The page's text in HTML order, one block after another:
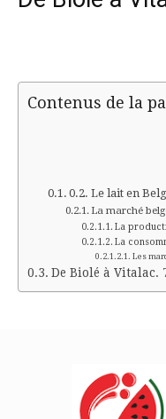
Contenus de la
Le lait en
La marché
La
La
Les
De Biolé à Vitalac.